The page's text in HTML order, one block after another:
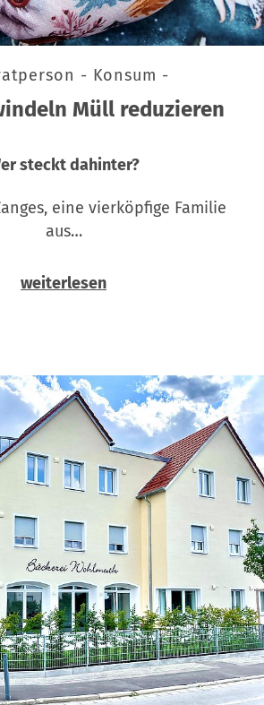
- Konsum -
Müll reduzieren
steckt dahinter?
eine vierköpfige Familie
aus…
weiterlesen